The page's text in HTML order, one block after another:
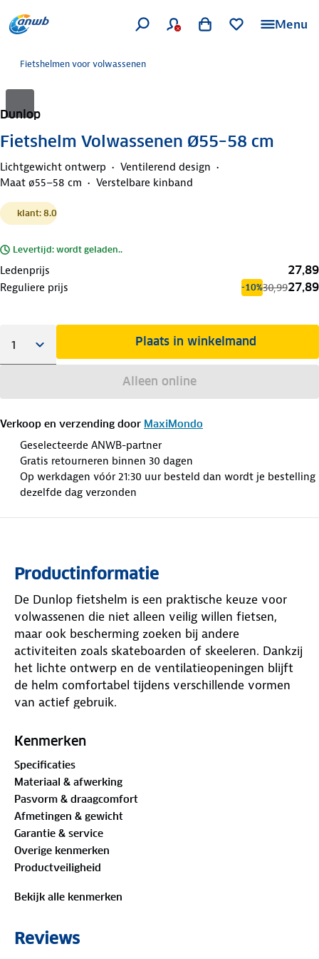
Menu
Fietshelmen voor volwassenen
Dunlop
Fietshelm Volwassenen Ø55–58 cm
Lichtgewicht ontwerp
Ventilerend design
Maat ø55–58 cm
Verstelbare kinband
klant: 8.0
Levertijd: wordt geladen..
Ledenprijs 27,89
Reguliere prijs -10%30,9927,89
Plaats in winkelmand
Alleen online
Verkoop en verzending door MaxiMondo
Geselecteerde ANWB-partner
Gratis retourneren binnen 30 dagen
Op werkdagen vóór 21:30 uur besteld dan wordt je bestelling
dezelfde dag verzonden
Productinformatie
De Dunlop fietshelm is een praktische keuze voor
volwassenen die niet alleen veilig willen fietsen,
maar ook bescherming zoeken bij andere
activiteiten zoals skateboarden of skeeleren. Dankzij
het lichte ontwerp en de ventilatieopeningen blijft
de helm comfortabel tijdens verschillende vormen
van actief gebruik.
Voordelen van Dunlop Fietshelm
Lichtgewicht ontwerp
helm prettig blijft zitten, ook bij langere ritten of
intensieve activiteiten
Ventilatieopeningen
luchtcirculatie en helpt het hoofd koel te houden
tijdens fietsen of andere sporten
voor een stabiele en persoonlijke pasvorm bij
Kenmerken
Specificaties
Materiaal & afwerking
Pasvorm & draagcomfort
Afmetingen & gewicht
Garantie & service
Overige kenmerken
Productveiligheid
Bekijk alle kenmerken
Reviews